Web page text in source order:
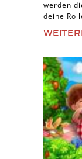
werden
deine